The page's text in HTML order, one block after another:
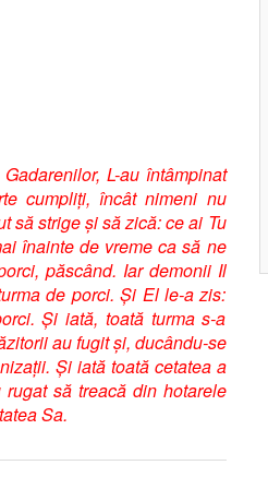
L-au întâmpinat
cumpliți, încât nimeni nu
să strige și să zică: ce ai Tu
înainte de vreme ca să ne
păscând. Iar demonii Il
de porci. Și El le-a zis:
Și iată, toată turma s-a
au fugit și, ducându-se
Și iată toată cetatea a
să treacă din hotarele
Sa.